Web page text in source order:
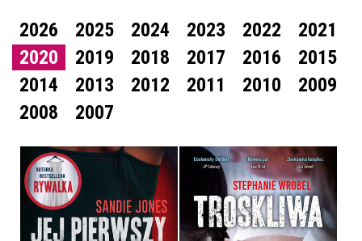
2026 2025 2024 2023 2022
2021
2020
2019 2018 2017 2016
2015
2014
2013 2012 2011 2010
2009
2008
2007